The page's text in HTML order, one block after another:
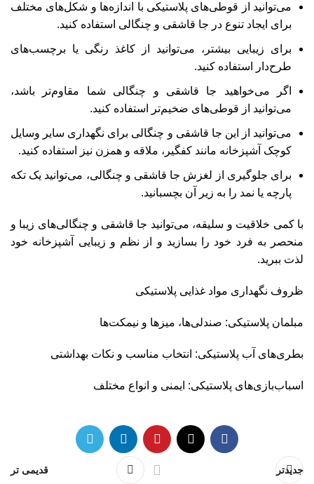
می‌توانید از قوطی‌های پلاستیکی با اندازه‌ها و شکل‌های مختلف
برای ایجاد تنوع در جا قاشقی و چنگالی استفاده کنید.
برای زیبایی بیشتر، می‌توانید از کاغذ رنگی یا برچسب‌های
طرح‌دار استفاده کنید.
اگر می‌خواهید جا قاشقی و چنگالی شما مقاوم‌تر باشد،
می‌توانید از قوطی‌های ضخیم‌تر استفاده کنید.
می‌توانید از این جا قاشقی و چنگالی برای نگهداری سایر وسایل
کوچک آشپزخانه مانند کفگیر، ملاقه و همزن نیز استفاده کنید.
برای جلوگیری از لغزش جا قاشقی و چنگالی، می‌توانید یک تکه
پارچه یا نمد را به زیر آن بچسبانید.
با کمی خلاقیت و سلیقه، می‌توانید جا قاشقی و چنگالی‌های زیبا و
منحصر به فرد خود را بسازید و از نظم و زیبایی آشپزخانه خود
لذت ببرید.
ظروف نگهداری مواد غذایی پلاستیکی
مبلمان پلاستیکی: صندلی‌ها، میزها و نیمکت‌ها
بطری‌های آب پلاستیکی: انتخاب مناسب و نکات بهداشتی
اسباب‌بازی‌های پلاستیکی: ایمنی و انواع مختلف
جدیدتر قدیمی تر